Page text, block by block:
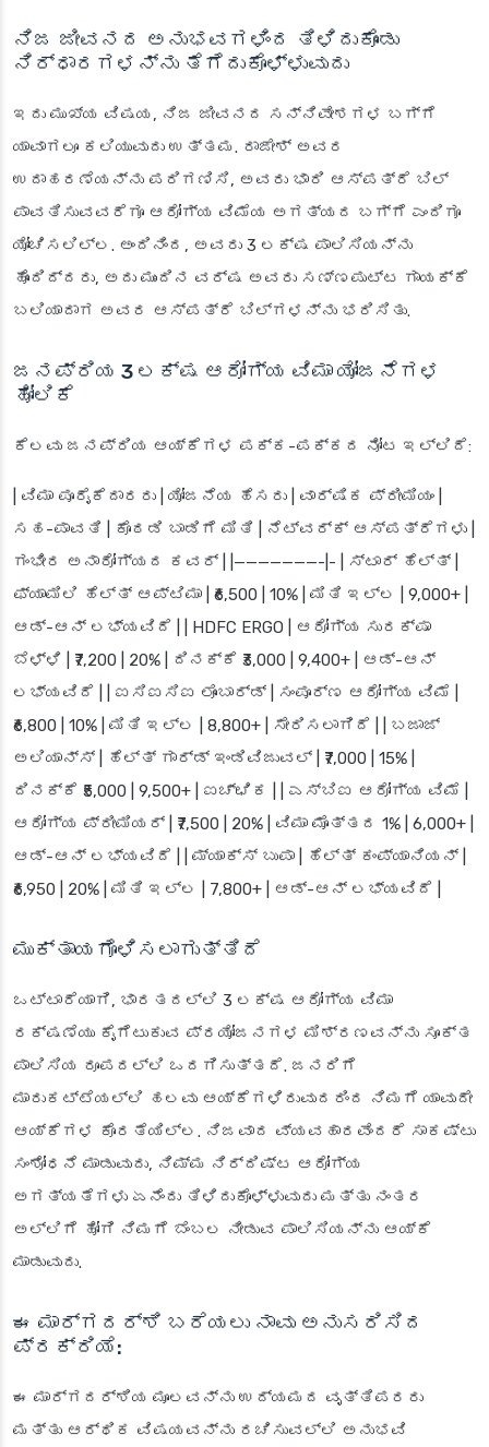
ನಿಜ ಜೀವನದ ಅನುಭವಗಳಿಂದ ತಿಳಿದುಕೊಂಡು
ನಿರ್ಧಾರಗಳನ್ನು ತೆಗೆದುಕೊಳ್ಳುವುದು
ಇದು ಮುಖ್ಯ ವಿಷಯ, ನಿಜ ಜೀವನದ ಸನ್ನಿವೇಶಗಳ ಬಗ್ಗೆ
ಯಾವಾಗಲೂ ಕಲಿಯುವುದು ಉತ್ತಮ. ರಾಜೇಶ್ ಅವರ
ಉದಾಹರಣೆಯನ್ನು ಪರಿಗಣಿಸಿ, ಅವರು ಭಾರಿ ಆಸ್ಪತ್ರೆ ಬಿಲ್
ಪಾವತಿಸುವವರೆಗೂ ಆರೋಗ್ಯ ವಿಮೆಯ ಅಗತ್ಯದ ಬಗ್ಗೆ ಎಂದಿಗೂ
ಯೋಚಿಸಲಿಲ್ಲ. ಅಂದಿನಿಂದ, ಅವರು 3 ಲಕ್ಷ ಪಾಲಿಸಿಯನ್ನು
ಹೊಂದಿದ್ದರು, ಅದು ಮುಂದಿನ ವರ್ಷ ಅವರು ಸಣ್ಣಪುಟ್ಟ ಗಾಯಕ್ಕೆ
ಬಲಿಯಾದಾಗ ಅವರ ಆಸ್ಪತ್ರೆ ಬಿಲ್‌ಗಳನ್ನು ಭರಿಸಿತು.
ಜನಪ್ರಿಯ 3 ಲಕ್ಷ ಆರೋಗ್ಯ ವಿಮಾ ಯೋಜನೆಗಳ
ಹೋಲಿಕೆ
ಕೆಲವು ಜನಪ್ರಿಯ ಆಯ್ಕೆಗಳ ಪಕ್ಕ-ಪಕ್ಕದ ನೋಟ ಇಲ್ಲಿದೆ:
| ವಿಮಾ ಪೂರೈಕೆದಾರರು | ಯೋಜನೆಯ ಹೆಸರು | ವಾರ್ಷಿಕ ಪ್ರೀಮಿಯಂ |
ಸಹ-ಪಾವತಿ | ಕೊಠಡಿ ಬಾಡಿಗೆ ಮಿತಿ | ನೆಟ್‌ವರ್ಕ್ ಆಸ್ಪತ್ರೆಗಳು |
ಗಂಭೀರ ಅನಾರೋಗ್ಯದ ಕವರ್ | |———————-|- | ಸ್ಟಾರ್ ಹೆಲ್ತ್ |
ಫ್ಯಾಮಿಲಿ ಹೆಲ್ತ್ ಆಪ್ಟಿಮಾ | ₹6,500 | 10% | ಮಿತಿ ಇಲ್ಲ | 9,000+ |
ಆಡ್-ಆನ್ ಲಭ್ಯವಿದೆ | | HDFC ERGO | ಆರೋಗ್ಯ ಸುರಕ್ಷಾ
ಬೆಳ್ಳಿ | ₹7,200 | 20% | ದಿನಕ್ಕೆ ₹3,000 | 9,400+ | ಆಡ್-ಆನ್
ಲಭ್ಯವಿದೆ | | ಐಸಿಐಸಿಐ ಲೊಂಬಾರ್ಡ್ | ಸಂಪೂರ್ಣ ಆರೋಗ್ಯ ವಿಮೆ |
₹6,800 | 10% | ಮಿತಿ ಇಲ್ಲ | 8,800+ | ಸೇರಿಸಲಾಗಿದೆ | | ಬಜಾಜ್
ಅಲಿಯಾನ್ಸ್ | ಹೆಲ್ತ್ ಗಾರ್ಡ್ ಇಂಡಿವಿಜುವಲ್ | ₹7,000 | 15% |
ದಿನಕ್ಕೆ ₹5,000 | 9,500+ | ಐಚ್ಛಿಕ | | ಎಸ್‌ಬಿಐ ಆರೋಗ್ಯ ವಿಮೆ |
ಆರೋಗ್ಯ ಪ್ರೀಮಿಯರ್ | ₹7,500 | 20% | ವಿಮಾ ಮೊತ್ತದ 1% | 6,000+ |
ಆಡ್-ಆನ್ ಲಭ್ಯವಿದೆ | | ಮ್ಯಾಕ್ಸ್ ಬುಪಾ | ಹೆಲ್ತ್ ಕಂಪ್ಯಾನಿಯನ್ |
₹6,950 | 20% | ಮಿತಿ ಇಲ್ಲ | 7,800+ | ಆಡ್-ಆನ್ ಲಭ್ಯವಿದೆ |
ಮುಕ್ತಾಯಗೊಳಿಸಲಾಗುತ್ತಿದೆ
ಒಟ್ಟಾರೆಯಾಗಿ, ಭಾರತದಲ್ಲಿ 3 ಲಕ್ಷ ಆರೋಗ್ಯ ವಿಮಾ
ರಕ್ಷಣೆಯು ಕೈಗೆಟುಕುವ ಪ್ರಯೋಜನಗಳ ಮಿಶ್ರಣವನ್ನು ಸೂಕ್ತ
ಪಾಲಿಸಿಯ ರೂಪದಲ್ಲಿ ಒದಗಿಸುತ್ತದೆ. ಜನರಿಗೆ
ಮಾರುಕಟ್ಟೆಯಲ್ಲಿ ಹಲವು ಆಯ್ಕೆಗಳಿರುವುದರಿಂದ ನಿಮಗೆ ಯಾವುದೇ
ಆಯ್ಕೆಗಳ ಕೊರತೆಯಿಲ್ಲ. ನಿಜವಾದ ವ್ಯವಹಾರವೆಂದರೆ ಸಾಕಷ್ಟು
ಸಂಶೋಧನೆ ಮಾಡುವುದು, ನಿಮ್ಮ ನಿರ್ದಿಷ್ಟ ಆರೋಗ್ಯ
ಅಗತ್ಯತೆಗಳು ಏನೆಂದು ತಿಳಿದುಕೊಳ್ಳುವುದು ಮತ್ತು ನಂತರ
ಅಲ್ಲಿಗೆ ಹೋಗಿ ನಿಮಗೆ ಬೆಂಬಲ ನೀಡುವ ಪಾಲಿಸಿಯನ್ನು ಆಯ್ಕೆ
ಮಾಡುವುದು.
ಈ ಮಾರ್ಗದರ್ಶಿ ಬರೆಯಲು ನಾವು ಅನುಸರಿಸಿದ
ಪ್ರಕ್ರಿಯೆ:
ಈ ಮಾರ್ಗದರ್ಶಿಯ ಮೂಲವನ್ನು ಉದ್ಯಮದ ವೃತ್ತಿಪರರು
ಮತ್ತು ಆರ್ಥಿಕ ವಿಷಯವನ್ನು ರಚಿಸುವಲ್ಲಿ ಅನುಭವಿ